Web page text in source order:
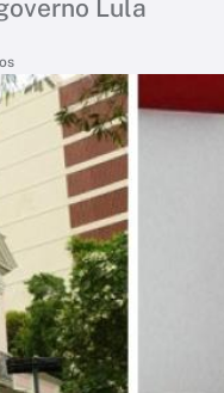
Lula